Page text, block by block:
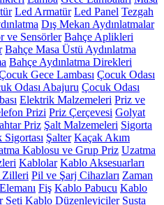
Led Armatür Led Panel Tezgah
Dış Mekan Aydınlatmalar
ve Sensörler Bahçe Aplikleri
Bahçe Masa Üstü Aydınlatma
Bahçe Aydınlatma Direkleri
Gece Lambası Çocuk Odası
Odası Abajuru Çocuk Odası
Elektrik Malzemeleri Priz ve
Prizi Priz Çerçevesi Golyat
Priz Şalt Malzemeleri Sigorta
Şalter Kaçak Akım
Kablosu ve Grup Priz Uzatma
Kablolar Kablo Aksesuarları
Zilleri Pil ve Şarj Cihazları Zaman
Fiş Kablo Pabucu Kablo
Seti Kablo Düzenleyiciler Susta